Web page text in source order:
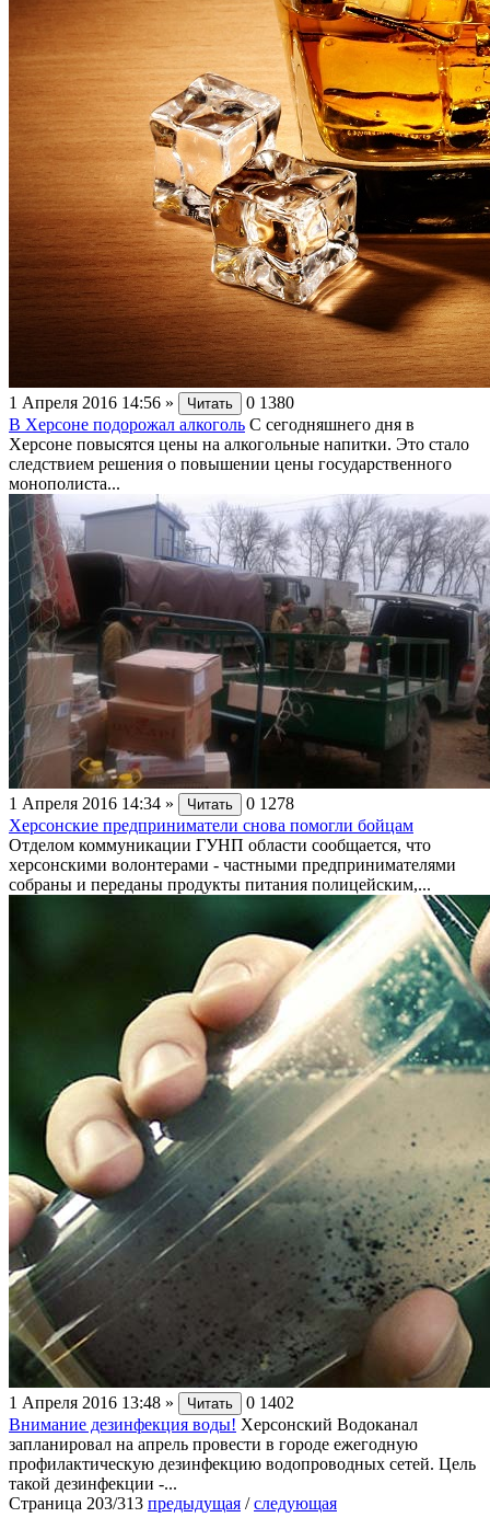
1 Апреля 2016 14:56 » Читать 0 1380
В Херсоне подорожал алкоголь С сегодняшнего дня в
Херсоне повысятся цены на алкогольные напитки. Это стало
следствием решения о повышении цены государственного
монополиста...
1 Апреля 2016 14:34 » Читать 0 1278
Херсонские предприниматели снова помогли бойцам
Отделом коммуникации ГУНП области сообщается, что
херсонскими волонтерами - частными предпринимателями
собраны и переданы продукты питания полицейским,...
1 Апреля 2016 13:48 » Читать 0 1402
Внимание дезинфекция воды! Херсонский Водоканал
запланировал на апрель провести в городе ежегодную
профилактическую дезинфекцию водопроводных сетей. Цель
такой дезинфекции -...
Страница 203/313 предыдущая /следующая